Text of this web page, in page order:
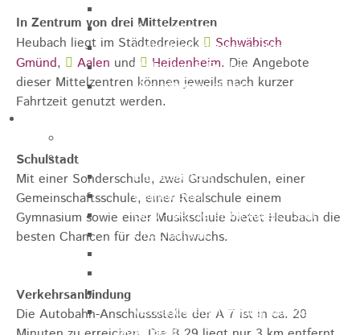
Kindergartengebühren
Hallenbenutzungsgebühren
Hallenbad & Freibad
Verwaltungsgebühren
Bauausschuss
Gemeinderat
GEO - Vertreter im Aufsichtsrat
Ortschaftsrat
Verbandsversammlung der VG
In Zentrum von drei Mittelzentren
Heubach liegt im Städtedreieck
Schwäbisch
Gmünd, Aalen und Heidenheim. Die Angebote
dieser Mittelzentren können jeweils nach kurzer
Fahrtzeit genutzt werden.
Schulstadt
Mit einer Sonderschule, zwei Grundschulen, einer
Gemeinschaftsschule, einer Realschule einem
Gymnasium sowie einer Musikschule bietet Heubach die
besten Chancen für den Nachwuchs.
Verkehrsanbindung
Die Autobahn-Anschlussstelle der A 7 ist in ca. 20